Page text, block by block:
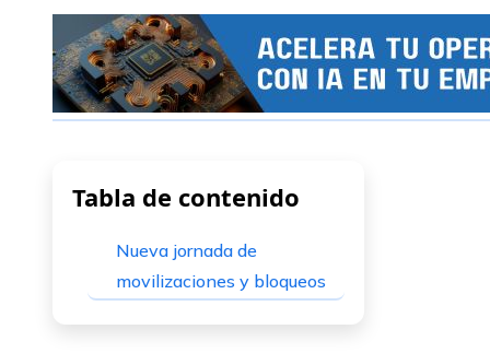
Tabla de contenido
Nueva jornada de
movilizaciones y bloqueos